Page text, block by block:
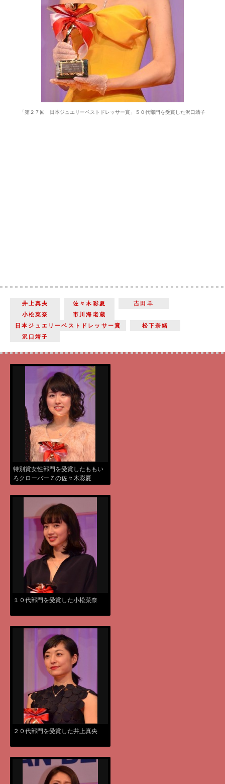
「第２７回 日本ジュエリーベストドレッサー賞」５０代部門を受賞した沢口靖子
井上真央 佐々木彩夏
吉田羊
小松菜奈
市川海老蔵
日本ジュエリーベストドレッサー賞
松下奈緒
沢口靖子
特別賞女性部門を受賞したももい
ろクローバーＺの佐々木彩夏
１０代部門を受賞した小松菜奈
２０代部門を受賞した井上真央